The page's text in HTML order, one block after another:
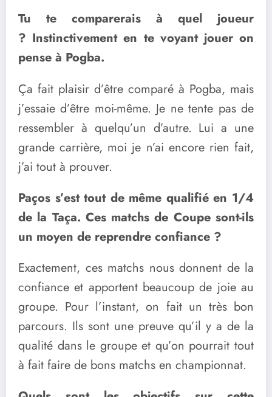
Tu te comparerais à quel joueur
? Instinctivement en te voyant jouer on
pense à Pogba.
Ça fait plaisir d’être comparé à Pogba, mais
j’essaie d’être moi-même. Je ne tente pas de
ressembler à quelqu’un d’autre. Lui a une
grande carrière, moi je n’ai encore rien fait,
j’ai tout à prouver.
Paços s’est tout de même qualifié en 1/4
de la Taça. Ces matchs de Coupe sont-ils
un moyen de reprendre confiance ?
Exactement, ces matchs nous donnent de la
confiance et apportent beaucoup de joie au
groupe. Pour l’instant, on fait un très bon
parcours. Ils sont une preuve qu’il y a de la
qualité dans le groupe et qu’on pourrait tout
à fait faire de bons matchs en championnat.